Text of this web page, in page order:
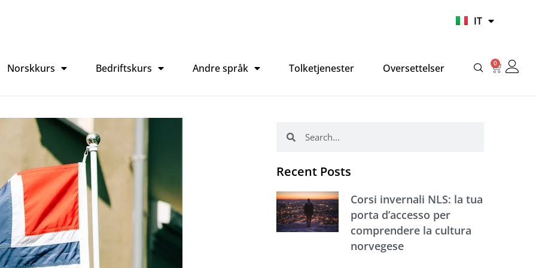
IT
HI
Norskkurs Bedriftskurs Andre språk Tolketjenester Oversettelser 0
Carrello
Recent Posts
Corsi invernali NLS: la tua
porta d’accesso per
comprendere la cultura
norvegese